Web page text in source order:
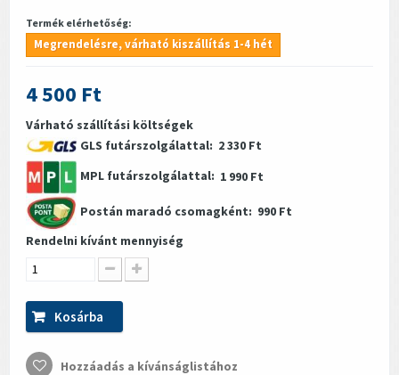
Termék elérhetőség:
Megrendelésre, várható kiszállítás 1-4 hét
4 500 Ft
Várható szállítási költségek
GLS futárszolgálattal: 2 330 Ft
MPL futárszolgálattal: 1 990 Ft
Postán maradó csomagként: 990 Ft
Rendelni kívánt mennyiség
Kosárba
Hozzáadás a kívánságlistához